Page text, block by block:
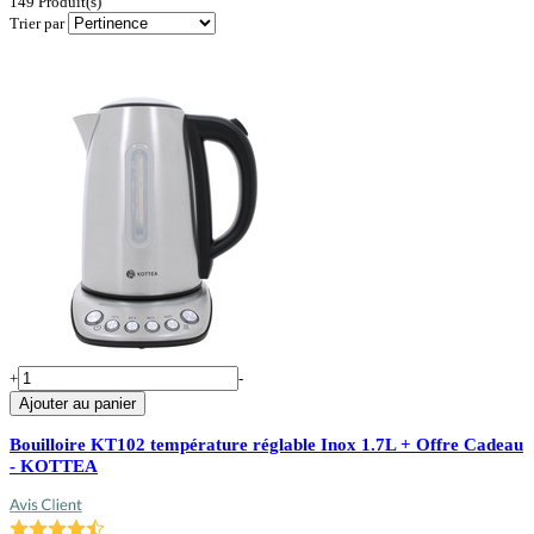
Trier par
+
-
Ajouter au panier
Bouilloire KT102 température réglable Inox 1.7L + Offre Cadeau
- KOTTEA